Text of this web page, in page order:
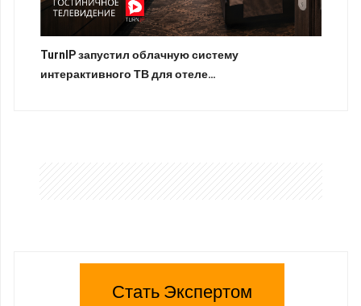
TurnIP запустил облачную систему
интерактивного ТВ для отеле…
Стать Экспертом